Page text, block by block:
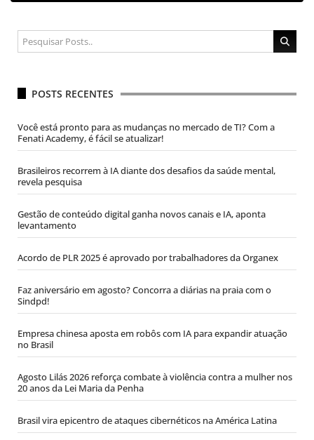
POSTS RECENTES
Você está pronto para as mudanças no mercado de TI? Com a
Fenati Academy, é fácil se atualizar!
Brasileiros recorrem à IA diante dos desafios da saúde mental,
revela pesquisa
Gestão de conteúdo digital ganha novos canais e IA, aponta
levantamento
Acordo de PLR 2025 é aprovado por trabalhadores da Organex
Faz aniversário em agosto? Concorra a diárias na praia com o
Sindpd!
Empresa chinesa aposta em robôs com IA para expandir atuação
no Brasil
Agosto Lilás 2026 reforça combate à violência contra a mulher nos
20 anos da Lei Maria da Penha
Brasil vira epicentro de ataques cibernéticos na América Latina